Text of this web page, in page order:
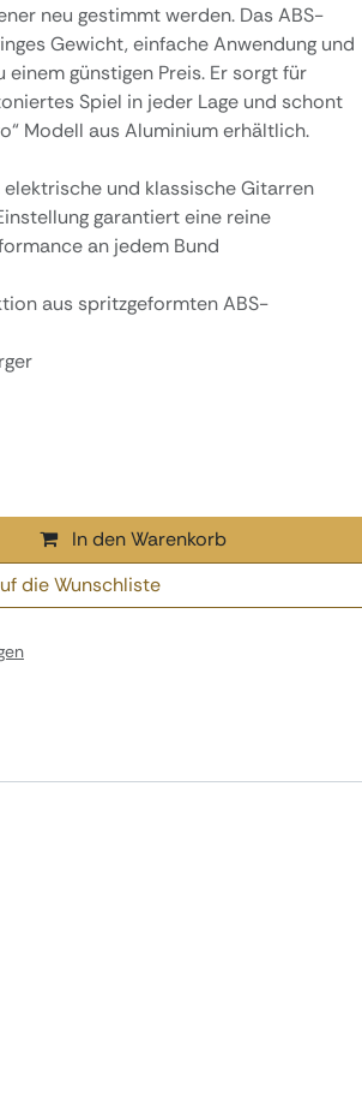
neu gestimmt werden. Das ABS-
Gewicht, einfache Anwendung und
günstigen Preis. Er sorgt für
Spiel in jeder Lage und schont
Modell aus Aluminium erhältlich.
und klassische Gitarren
garantiert eine reine
an jedem Bund
aus spritzgeformten ABS-
In den Warenkorb
die Wunschliste